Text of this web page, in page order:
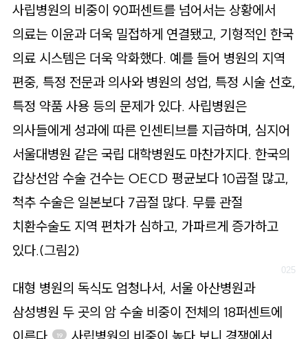
사립병원의 비중이 90퍼센트를 넘어서는 상황에서
의료는 이윤과 더욱 밀접하게 연결됐고, 기형적인 한국
의료 시스템은 더욱 악화했다. 예를 들어 병원의 지역
편중, 특정 전문과 의사와 병원의 성업, 특정 시술 선호,
특정 약품 사용 등의 문제가 있다. 사립병원은
의사들에게 성과에 따른 인센티브를 지급하며, 심지어
서울대병원 같은 국립 대학병원도 마찬가지다. 한국의
갑상선암 수술 건수는 OECD 평균보다 10곱절 많고,
척추 수술은 일본보다 7곱절 많다. 무릎 관절
치환수술도 지역 편차가 심하고, 가파르게 증가하고
있다.(그림2)
대형 병원의 독식도 엄청나서, 서울 아산병원과
삼성병원 두 곳의 암 수술 비중이 전체의 18퍼센트에
19